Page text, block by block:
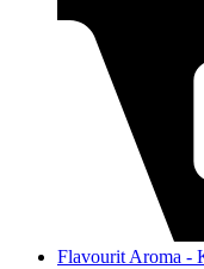
Flavourit Aroma -